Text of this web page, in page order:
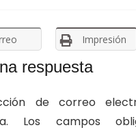
Impresión
respuesta
de correo
Los campos